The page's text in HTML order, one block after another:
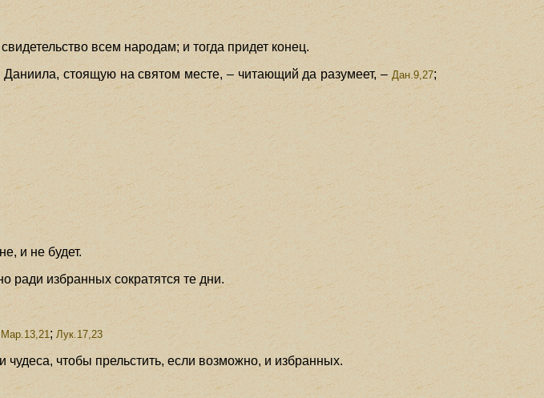
всем народам; и тогда придет конец.
Даниила, стоящую на святом месте, – читающий да разумеет, – Дан.9,27;
и не будет.
ради избранных сократятся те дни.
Мар.13,21 ; Лук.17,23
чтобы прельстить, если возможно, и избранных.